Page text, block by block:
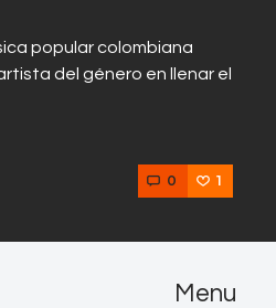
popular colombiana
del género en llenar el
0 1
Menu